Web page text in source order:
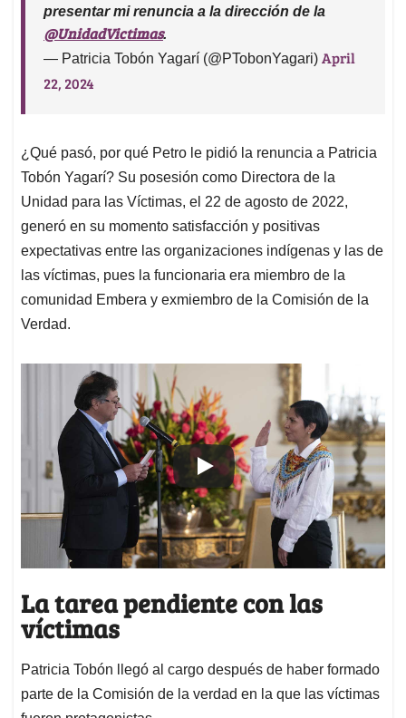
presentar mi renuncia a la dirección de la
@UnidadVictimas.
— Patricia Tobón Yagarí (@PTobonYagari) April
22, 2024
¿Qué pasó, por qué Petro le pidió la renuncia a Patricia
Tobón Yagarí? Su posesión como Directora de la
Unidad para las Víctimas, el 22 de agosto de 2022,
generó en su momento satisfacción y positivas
expectativas entre las organizaciones indígenas y las de
las víctimas, pues la funcionaria era miembro de la
comunidad Embera y exmiembro de la Comisión de la
Verdad.
La tarea pendiente con las
víctimas
Patricia Tobón llegó al cargo después de haber formado
parte de la Comisión de la verdad en la que las víctimas